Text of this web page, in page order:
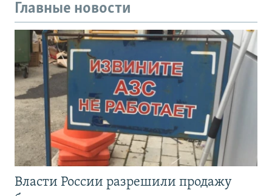
Главные новости
Власти России разрешили продажу